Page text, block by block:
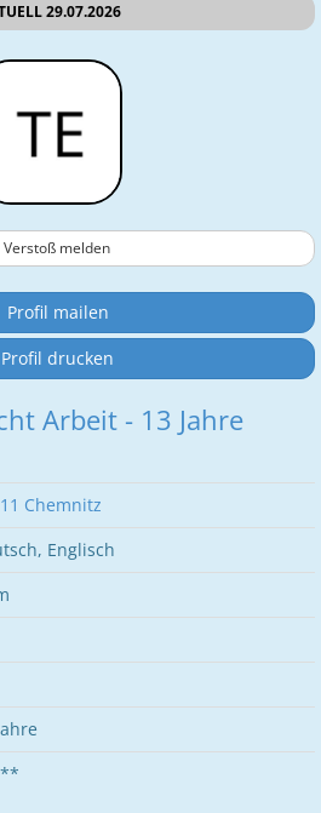
29.07.2026
Verstoß melden
Profil mailen
Profil drucken
Arbeit - 13 Jahre
Chemnitz
Englisch